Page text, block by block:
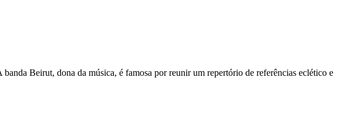
banda Beirut, dona da música, é famosa por reunir um repertório de referências eclético e